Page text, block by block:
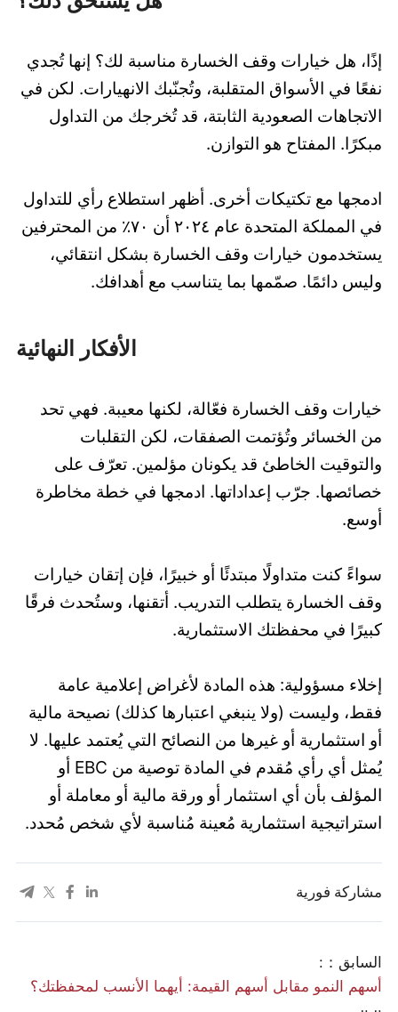
إذًا، هل خيارات وقف الخسارة مناسبة لك؟ إنها تُجدي
نفعًا في الأسواق المتقلبة، وتُجنّبك الانهيارات. لكن في
الاتجاهات الصعودية الثابتة، قد تُخرجك من التداول
مبكرًا. المفتاح هو التوازن.
ادمجها مع تكتيكات أخرى. أظهر استطلاع رأي للتداول
في المملكة المتحدة عام ٢٠٢٤ أن ٧٠٪ من المحترفين
يستخدمون خيارات وقف الخسارة بشكل انتقائي،
وليس دائمًا. صمّمها بما يتناسب مع أهدافك.
الأفكار النهائية
خيارات وقف الخسارة فعّالة، لكنها معيبة. فهي تحد
من الخسائر وتُؤتمت الصفقات، لكن التقلبات
والتوقيت الخاطئ قد يكونان مؤلمين. تعرّف على
خصائصها. جرّب إعداداتها. ادمجها في خطة مخاطرة
أوسع.
سواءً كنت متداولًا مبتدئًا أو خبيرًا، فإن إتقان خيارات
وقف الخسارة يتطلب التدريب. أتقنها، وستُحدث فرقًا
كبيرًا في محفظتك الاستثمارية.
إخلاء مسؤولية: هذه المادة لأغراض إعلامية عامة
فقط، وليست (ولا ينبغي اعتبارها كذلك) نصيحة مالية
أو استثمارية أو غيرها من النصائح التي يُعتمد عليها. لا
يُمثل أي رأي مُقدم في المادة توصية من EBC أو
المؤلف بأن أي استثمار أو ورقة مالية أو معاملة أو
استراتيجية استثمارية مُعينة مُناسبة لأي شخص مُحدد.
مشاركة فورية
السابق：:
أسهم النمو مقابل أسهم القيمة: أيهما الأنسب لمحفظتك؟